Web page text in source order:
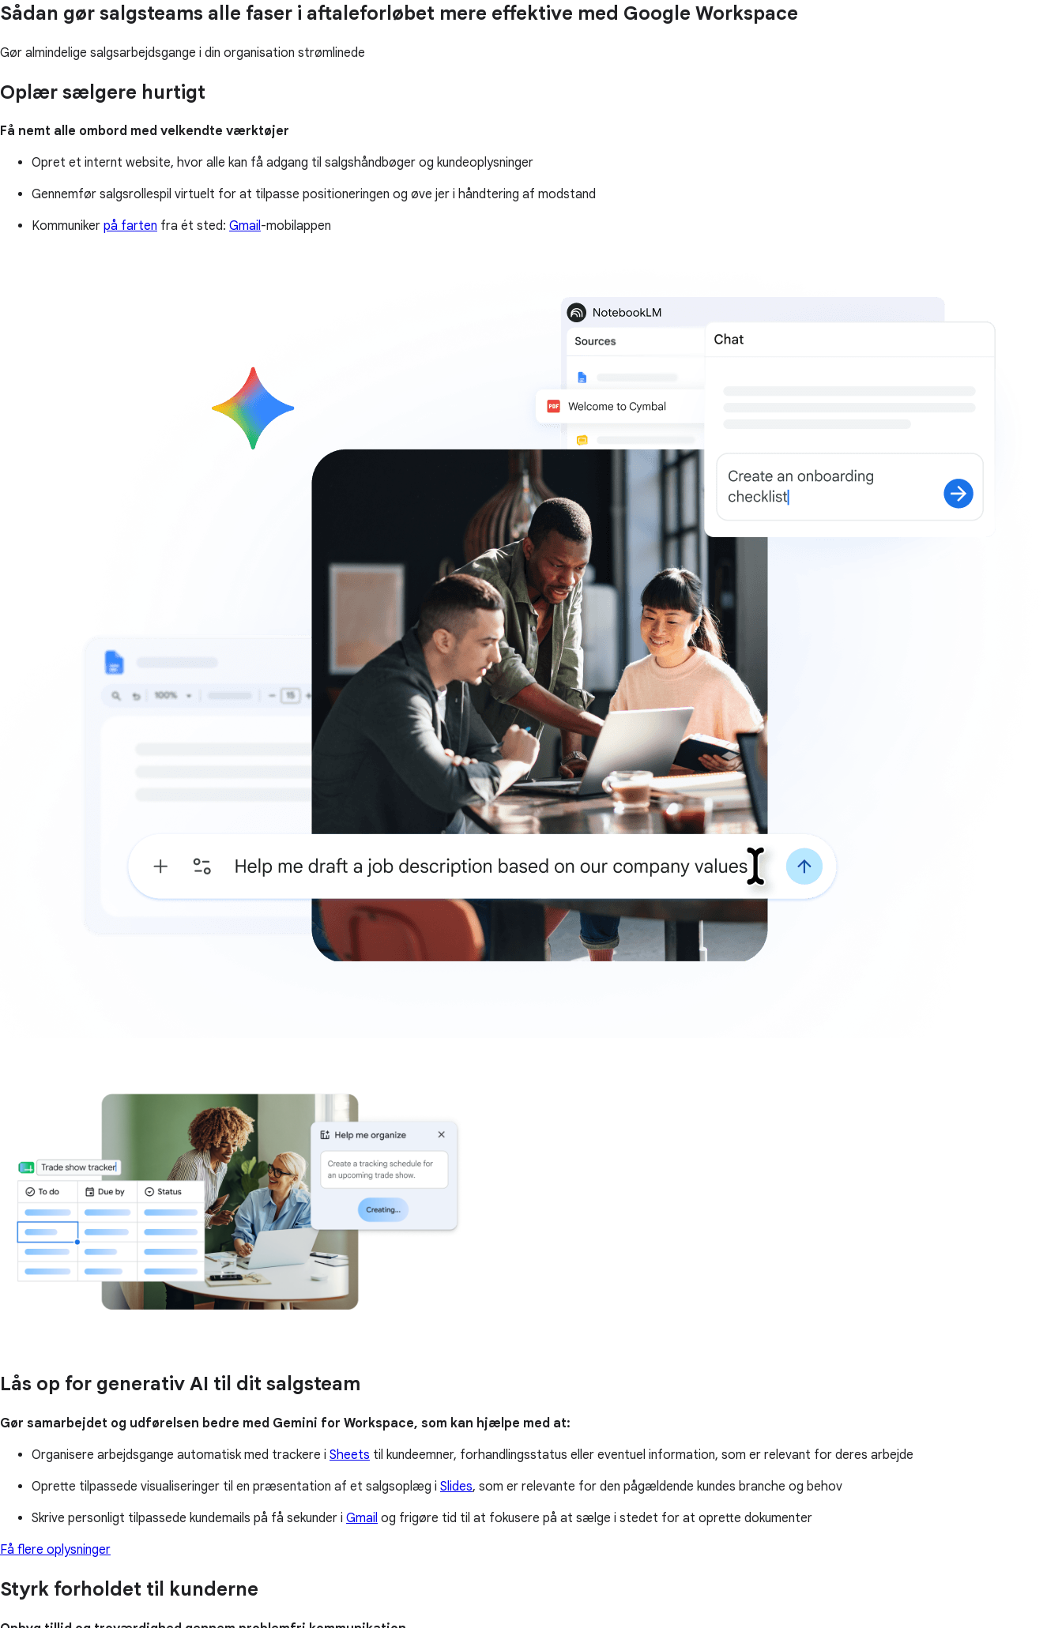
Sådan gør salgsteams alle faser i aftaleforløbet mere effektive med Google Workspace
Gør almindelige salgsarbejdsgange i din organisation strømlinede
Oplær sælgere hurtigt
Få nemt alle ombord med velkendte værktøjer
Opret et internt website, hvor alle kan få adgang til salgshåndbøger og kundeoplysninger
Gennemfør salgsrollespil virtuelt for at tilpasse positioneringen og øve jer i håndtering af modstand
Kommuniker på farten fra ét sted: Gmail-mobilappen
Lås op for generativ AI til dit salgsteam
Gør samarbejdet og udførelsen bedre med Gemini for Workspace, som kan hjælpe med at:
Organisere arbejdsgange automatisk med trackere i Sheets til kundeemner, forhandlingsstatus eller eventuel information, som er relevant for deres arbejde
Oprette tilpassede visualiseringer til en præsentation af et salgsoplæg i Slides, som er relevante for den pågældende kundes branche og behov
Skrive personligt tilpassede kundemails på få sekunder i Gmail og frigøre tid til at fokusere på at sælge i stedet for at oprette dokumenter
Få flere oplysninger
Styrk forholdet til kunderne